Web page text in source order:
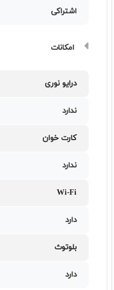
اشتراکی
امکانات
درایو نوری
ندارد
کارت خوان
ندارد
Wi-Fi
دارد
بلوتوث
دارد